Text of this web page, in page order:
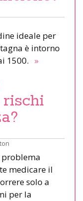
ideale per
è intorno
1500. »
rischi
problema
medicare il
solo a
per la